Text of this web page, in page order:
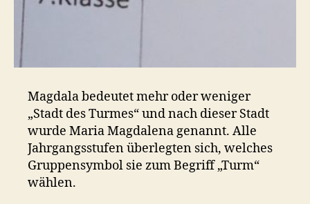
Magdala bedeutet mehr oder weniger
„Stadt des Turmes“ und nach dieser Stadt
wurde Maria Magdalena genannt. Alle
Jahrgangsstufen überlegten sich, welches
Gruppensymbol sie zum Begriff „Turm“
wählen.